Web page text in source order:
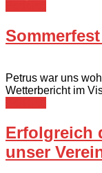
Sommerfest
Petrus war uns
Wetterbericht im
Erfolgreich
unser